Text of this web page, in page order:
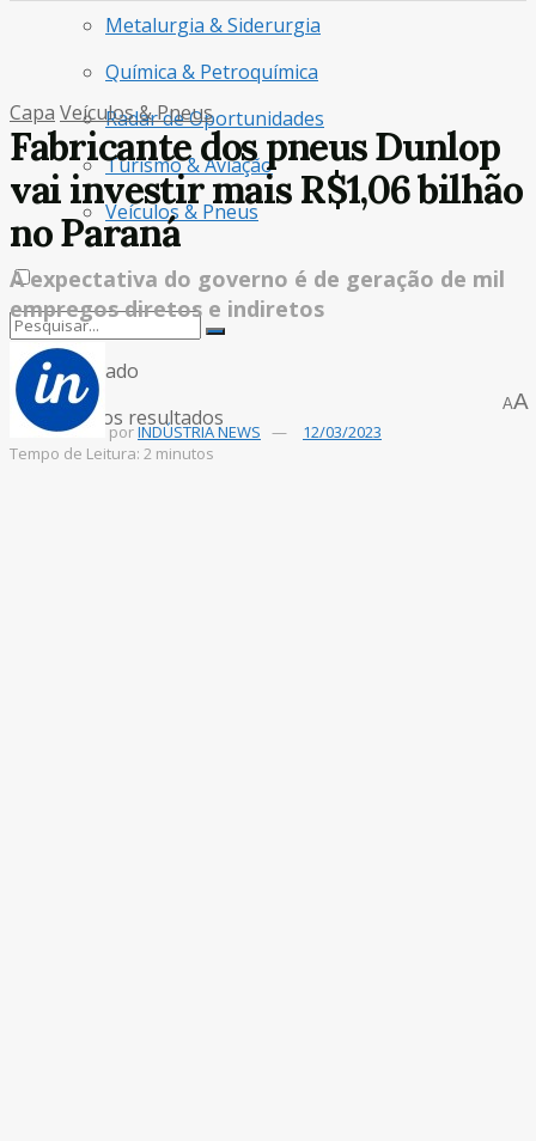
Metalurgia & Siderurgia
Química & Petroquímica
Radar de Oportunidades
Turismo & Aviação
Veículos & Pneus
Sem resultado
Ver todos os resultados
Capa Veículos & Pneus
Fabricante dos pneus Dunlop
vai investir mais R$1,06 bilhão
no Paraná
A expectativa do governo é de geração de mil
empregos diretos e indiretos
porINDÚSTRIA NEWS
12/03/2023
Tempo de Leitura: 2 minutos
AA